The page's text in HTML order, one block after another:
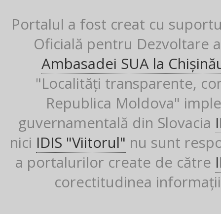
Portalul a fost creat cu
Oficială pentru Dezvoltare
Ambasadei SUA la
"Localități transparente,
Republica Moldova"
guvernamentală din Slovacia
nici IDIS "Viitorul" nu sunt
a portalurilor create de către
corectitudinea